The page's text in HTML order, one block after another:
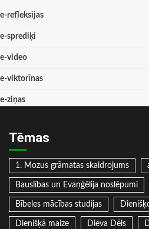
e-refleksijas
e-sprediķi
e-video
e-viktorīnas
e-ziņas
Tēmas
1. Mozus grāmatas skaidrojums
Bauslības un Evaņģēlija noslēpumi
Bībeles mācības studijas
Dienišķā maize Dieva Dēls